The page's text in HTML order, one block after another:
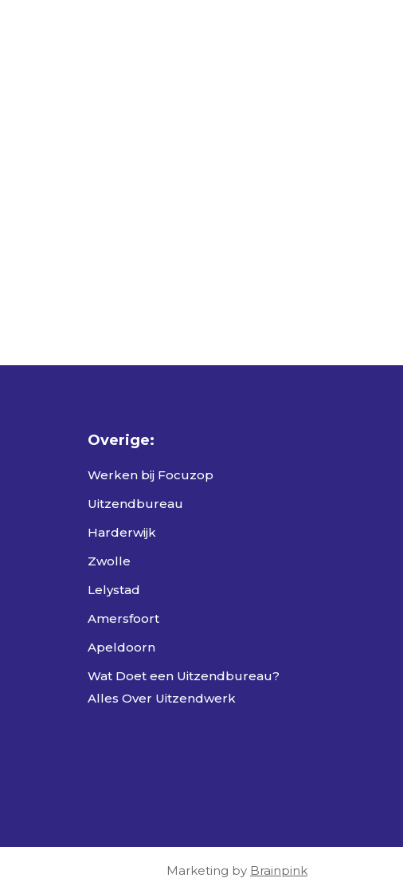
Overige:
Werken bij Focuzop
Uitzendbureau
Harderwijk
Zwolle
Lelystad
Amersfoort
Apeldoorn
Wat Doet een Uitzendbureau?
Alles Over Uitzendwerk
Marketing by Brainpink